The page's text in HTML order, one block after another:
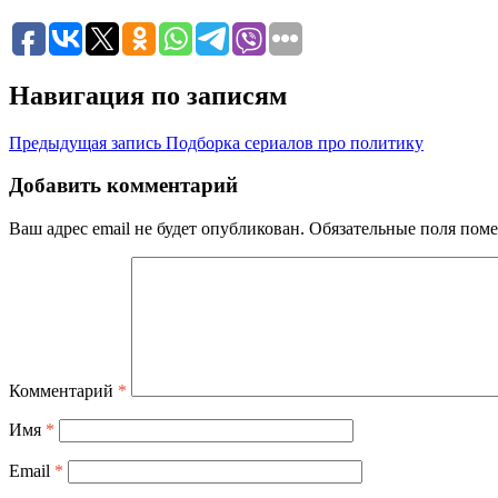
Навигация по записям
Предыдущая запись Подборка сериалов про политику
Добавить комментарий
Ваш адрес email не будет опубликован. Обязательные поля
Комментарий *
Имя *
Email *